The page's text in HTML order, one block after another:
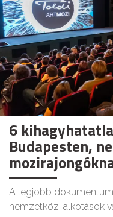
6
Budapesten,
A legjobb
nemzetközi alkotások